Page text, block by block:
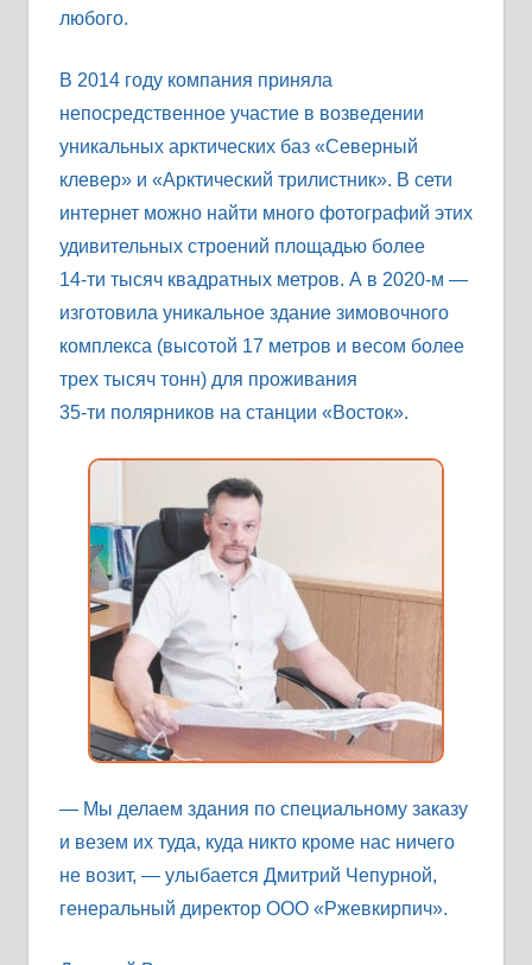
любого.
В 2014 году компания приняла
непосредственное участие в возведении
уникальных арктических баз «Северный
клевер» и «Арктический трилистник». В сети
интернет можно найти много фотографий этих
удивительных строений площадью более
14-ти тысяч квадратных метров. А в 2020-м —
изготовила уникальное здание зимовочного
комплекса (высотой 17 метров и весом более
трех тысяч тонн) для проживания
35-ти полярников на станции «Восток».
— Мы делаем здания по специальному заказу
и везем их туда, куда никто кроме нас ничего
не возит, — улыбается Дмитрий Чепурной,
генеральный директор ООО «Ржевкирпич».